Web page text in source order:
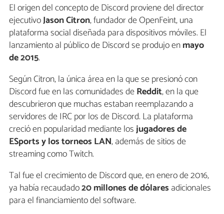
El origen del concepto de Discord proviene del director
ejecutivoJason Citron, fundador de OpenFeint, una
plataforma social diseñada para dispositivos móviles. El
lanzamiento al público de Discord se produjo enmayo
de 2015.
Según Citron, la única área en la que se presionó con
Discord fue en las comunidades deReddit, en la que
descubrieron que muchas estaban reemplazando a
servidores de IRC por los de Discord. La plataforma
creció en popularidad mediante losjugadores de
ESports y los torneos LAN, además de sitios de
streaming como Twitch.
Tal fue el crecimiento de Discord que, en enero de 2016,
ya había recaudado20 millones de dólares adicionales
para el financiamiento del software.